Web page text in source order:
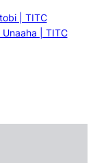
| TITC
Unaaha | TITC